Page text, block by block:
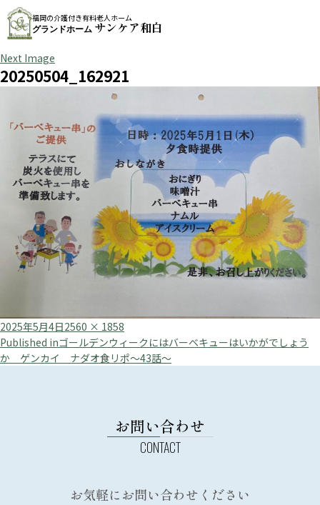
福岡の介護付き有料老人ホーム
グランドホーム サンケア和白
Next Image
20250504_162921
Posted
on
2025年5月4日Full
size
2560 × 1858
投
稿
Published inゴールデンウィークにはバーベキューはいかがでしょう
か ゲンカイ ナダオ食リポ～43話～
お問い合わせ
お気軽にお問い合わせください